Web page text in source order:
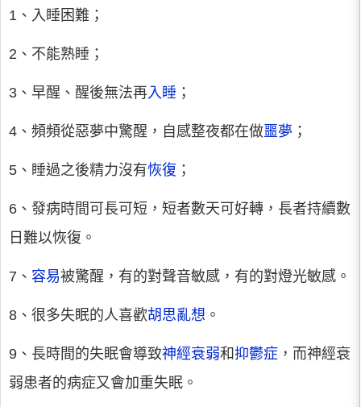
1、入睡困難；
2、不能熟睡；
3、早醒、醒後無法再入睡 ；
4、頻頻從惡夢中驚醒，自感整夜都在做噩夢 ；
5、睡過之後精力沒有恢復 ；
6、發病時間可長可短，短者數天可好轉，長者持續數
日難以恢復。
7、 容易被驚醒，有的對聲音敏感，有的對燈光敏感。
8、很多失眠的人喜歡胡思亂想 。
9、長時間的失眠會導致神經衰弱和 抑鬱症 ，而神經衰
弱患者的病症又會加重失眠。